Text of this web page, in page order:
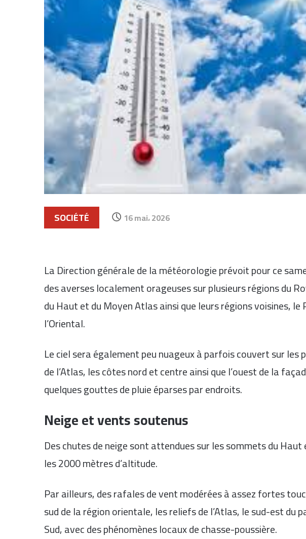
SOCIÉTÉ 16 mai، 2026
LaDirection générale de la météorologieprévoit pour ce
des averses localement orageuses sur plusieurs régions du
du Haut et du Moyen Atlas ainsi que leurs régions voisines,
l’Oriental.
Le ciel sera également peu nuageux à parfois couvert sur les
de l’Atlas, les côtes nord et centre ainsi que l’ouest de la
quelques gouttes de pluie éparses par endroits.
Neige et vents soutenus
Des chutes de neige sont attendues sur les sommets du
les 2000 mètres d’altitude.
Par ailleurs, des rafales de vent modérées à assez fortes
sud de la région orientale, les reliefs de l’Atlas, le sud-est du
Sud, avec des phénomènes locaux de chasse-poussière.